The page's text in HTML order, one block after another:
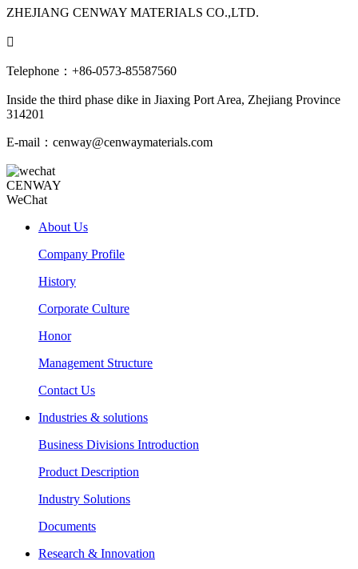
ZHEJIANG CENWAY MATERIALS CO.,LTD.

Telephone：+86-0573-85587560
Inside the third phase dike in Jiaxing Port Area, Zhejiang Province
314201
E-mail：cenway@cenwaymaterials.com
CENWAY
WeChat
About Us
Company Profile
History
Corporate Culture
Honor
Management Structure
Contact Us
Industries & solutions
Business Divisions Introduction
Product Description
Industry Solutions
Documents
Research & Innovation